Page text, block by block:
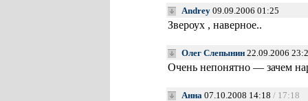
Andrey 09.09.2006 01:25
Звероух , наверное..
Олег Слепынин 22.09.2006
Очень непонятно — зачем
Анна 07.10.2008 14:18 / 17:18